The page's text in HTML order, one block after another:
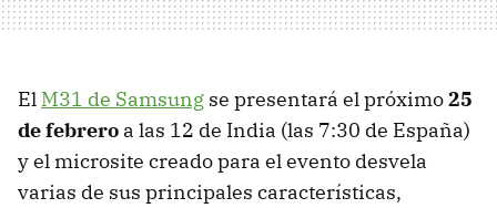
El M31 de Samsung se presentará el próximo25
de febrero a las 12 de India (las 7:30 de España)
y el microsite creado para el evento desvela
varias de sus principales características,